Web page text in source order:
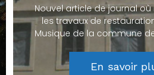
Nouvel article de journal
les travaux de
Musique de la commune
En savoir